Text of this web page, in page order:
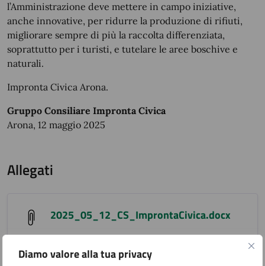
Diamo valore alla tua privacy
l’Amministrazione deve mettere in campo iniziative,
anche innovative, per ridurre la produzione di rifiuti,
migliorare sempre di più la raccolta differenziata,
soprattutto per i turisti, e tutelare le aree boschive e
naturali.
Impronta Civica Arona.
Gruppo Consiliare Impronta Civica
Arona, 12 maggio 2025
Allegati
2025_05_12_CS_ImprontaCivica.docx